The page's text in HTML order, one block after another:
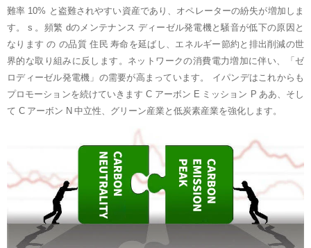
難率 10% と盗難されやすい資産であり、オペレーターの紛失が増加しま
す。
s 。頻繁 dのメンテナンス ディーゼル発電機と騒音が低下の原因と
なりますのの品質住民 寿命を延ばし、エネルギー節約と排出削減の世
界的な取り組みに反します。ネットワークの消費電力増加に伴い、「ゼ
ロディーゼル発電機」の需要が高まっています。 イパンデはこれからも
プロモーションを続けていきますC アーボン E ミッション P ああ、そし
て C アーボン N 中立性、グリーン産業と低炭素産業を強化します。